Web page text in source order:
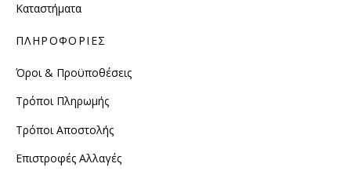
Καταστήματα
ΠΛΗΡΟΦΟΡΙΕΣ
Όροι & Προϋποθέσεις
Τρόποι Πληρωμής
Τρόποι Αποστολής
Επιστροφές Αλλαγές